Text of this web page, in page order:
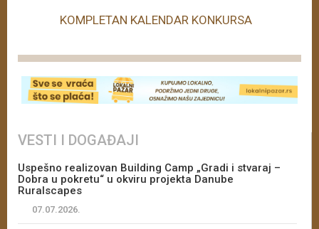
KOMPLETAN KALENDAR KONKURSA
VESTI I DOGAĐAJI
Uspešno realizovan Building Camp „Gradi i stvaraj –
Dobra u pokretu“ u okviru projekta Danube
Ruralscapes
07.07.2026.